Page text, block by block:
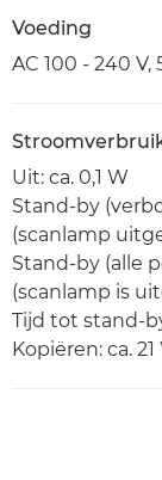
Voeding
AC 100 - 240 V,
Uit: ca. 0,1 W
Stand-by
(scanlamp
Stand-by (alle
(scanlamp is
Tijd tot stand-
Kopiëren: ca. 21